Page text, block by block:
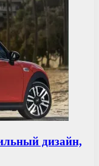
дизайн,